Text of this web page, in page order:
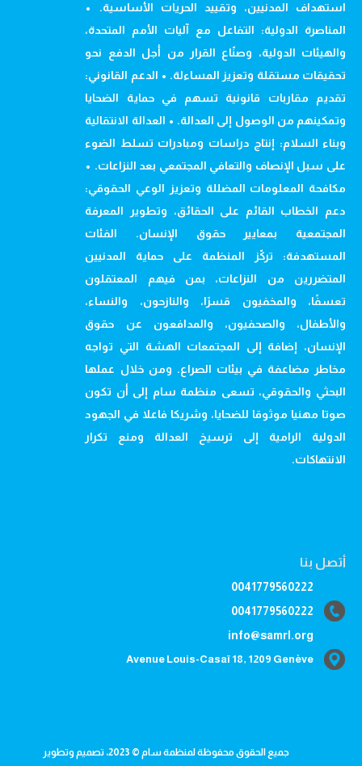
استهداف المدنيين، وتقييد الحريات الأساسية. •
المناصرة الدولية: التفاعل مع آليات الأمم المتحدة،
والهيئات الدولية، وصنّاع القرار من أجل الدفع نحو
تحقيقات مستقلة وتعزيز المساءلة. • الدعم القانوني:
تقديم مقاربات قانونية تسهم في حماية الضحايا
وتمكينهم من الوصول إلى العدالة. • العدالة الانتقالية
وبناء السلام: إنتاج دراسات ومبادرات تسلط الضوء
على سبل الإنصاف والتعافي المجتمعي بعد النزاعات. •
مكافحة المعلومات المضللة وتعزيز الوعي الحقوقي:
دعم الخطاب القائم على الحقائق، وتطوير المعرفة
المجتمعية بمعايير حقوق الإنسان. الفئات
المستهدفة: تركّز المنظمة على حماية المدنيين
المتضررين من النزاعات، بمن فيهم المعتقلون
تعسفًا، والمخفيون قسرًا، والنازحون، والنساء،
والأطفال، والصحفيون، والمدافعون عن حقوق
الإنسان، إضافة إلى المجتمعات الهشة التي تواجه
مخاطر مضاعفة في بيئات الصراع. ومن خلال عملها
البحثي والحقوقي، تسعى منظمة سام إلى أن تكون
صوتا مهنيا موثوقا للضحايا، وشريكا فاعلا في الجهود
الدولية الرامية إلى ترسيخ العدالة ومنع تكرار
الانتهاكات.
أتصل بنا
0041779560222
0041779560222
info@samrl.org
Avenue Louis-Casaï 18, 1209 Genève
جميع الحقوق محفوظة لمنظمة سام © 2023، تصميم وتطوير